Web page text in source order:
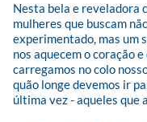
Nesta bela e reveladora
mulheres que buscam
experimentado, mas um
nos aquecem o coração
carregamos no colo
quão longe devemos ir
última vez - aqueles que